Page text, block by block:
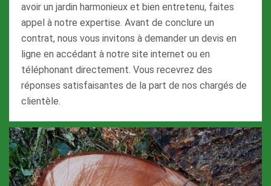
avoir un jardin harmonieux et bien entretenu, faites
appel à notre expertise. Avant de conclure un
contrat, nous vous invitons à demander un devis en
ligne en accédant à notre site internet ou en
téléphonant directement. Vous recevrez des
réponses satisfaisantes de la part de nos chargés de
clientèle.